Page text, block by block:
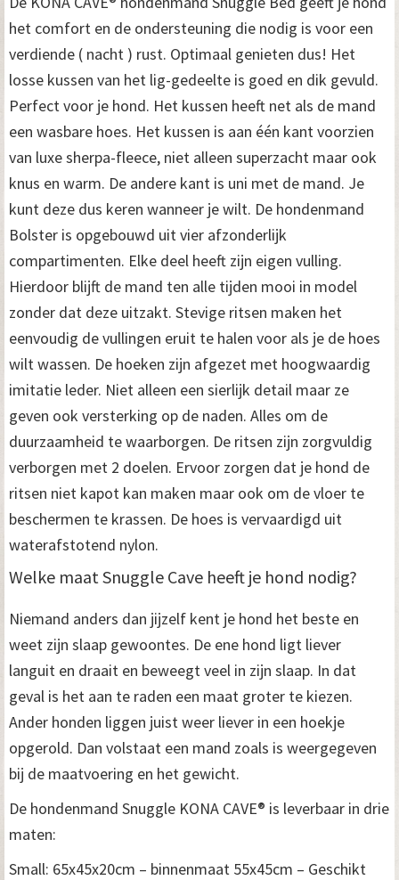
het comfort en de ondersteuning die nodig is voor een
verdiende ( nacht ) rust. Optimaal genieten dus! Het
losse kussen van het lig-gedeelte is goed en dik gevuld.
Perfect voor je hond. Het kussen heeft net als de mand
een wasbare hoes. Het kussen is aan één kant voorzien
van luxe sherpa-fleece, niet alleen superzacht maar ook
knus en warm. De andere kant is uni met de mand. Je
kunt deze dus keren wanneer je wilt. De hondenmand
Bolster is opgebouwd uit vier afzonderlijk
compartimenten. Elke deel heeft zijn eigen vulling.
Hierdoor blijft de mand ten alle tijden mooi in model
zonder dat deze uitzakt. Stevige ritsen maken het
eenvoudig de vullingen eruit te halen voor als je de hoes
wilt wassen. De hoeken zijn afgezet met hoogwaardig
imitatie leder. Niet alleen een sierlijk detail maar ze
geven ook versterking op de naden. Alles om de
duurzaamheid te waarborgen. De ritsen zijn zorgvuldig
verborgen met 2 doelen. Ervoor zorgen dat je hond de
ritsen niet kapot kan maken maar ook om de vloer te
beschermen te krassen. De hoes is vervaardigd uit
waterafstotend nylon.
Welke maat Snuggle Cave heeft je hond nodig?
Niemand anders dan jijzelf kent je hond het beste en
weet zijn slaap gewoontes. De ene hond ligt liever
languit en draait en beweegt veel in zijn slaap. In dat
geval is het aan te raden een maat groter te kiezen.
Ander honden liggen juist weer liever in een hoekje
opgerold. Dan volstaat een mand zoals is weergegeven
bij de maatvoering en het gewicht.
De hondenmand Snuggle KONA CAVE® is leverbaar in drie
maten:
Small: 65x45x20cm – binnenmaat 55x45cm – Geschikt